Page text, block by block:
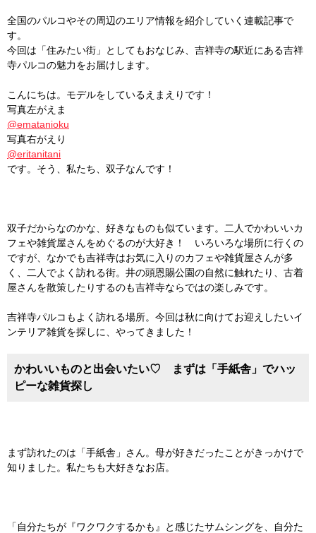
全国のパルコやその周辺のエリア情報を紹介していく連載記事で
す。
今回は「住みたい街」としてもおなじみ、吉祥寺の駅近にある吉祥
寺パルコの魅力をお届けします。
こんにちは。モデルをしているえまえりです！
写真左がえま
@ematanioku
写真右がえり
@eritanitani
です。そう、私たち、双子なんです！
双子だからなのかな、好きなものも似ています。二人でかわいいカ
フェや雑貨屋さんをめぐるのが大好き！ いろいろな場所に行くの
ですが、なかでも吉祥寺はお気に入りのカフェや雑貨屋さんが多
く、二人でよく訪れる街。井の頭恩賜公園の自然に触れたり、古着
屋さんを散策したりするのも吉祥寺ならではの楽しみです。
吉祥寺パルコもよく訪れる場所。今回は秋に向けてお迎えしたいイ
ンテリア雑貨を探しに、やってきました！
かわいいものと出会いたい♡ まずは「手紙舎」でハッ
ピーな雑貨探し
まず訪れたのは「手紙舎」さん。母が好きだったことがきっかけで
知りました。私たちも大好きなお店。
「自分たちが『ワクワクするかも』と感じたサムシングを、自分た